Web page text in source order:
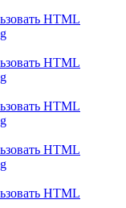
HTML
HTML
HTML
HTML
HTML